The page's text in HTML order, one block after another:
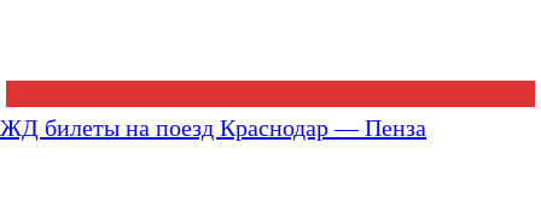
ЖД билеты на поезд Краснодар — Пенза